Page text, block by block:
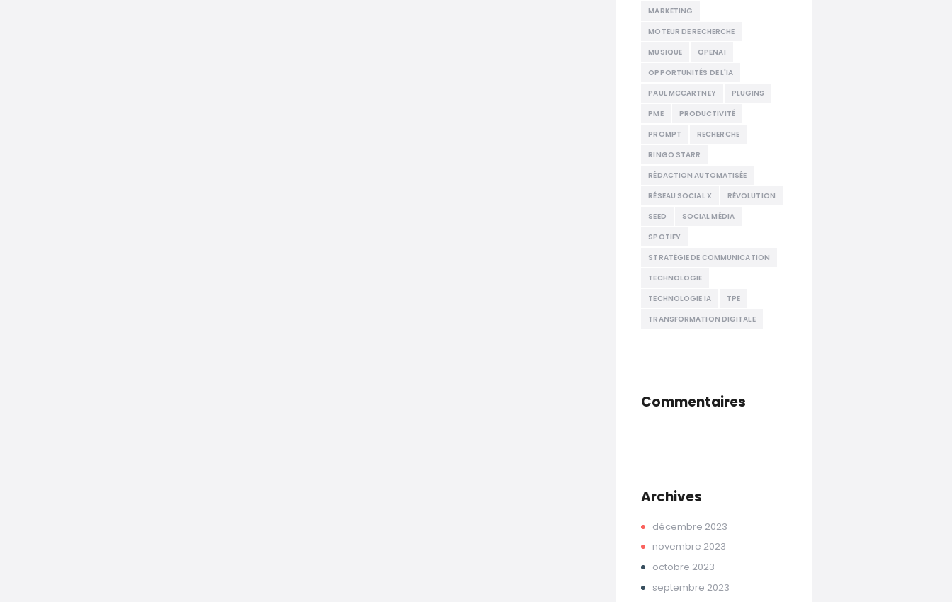
MARKETING
MOTEUR DE RECHERCHE
MUSIQUE
OPENAI
OPPORTUNITÉS DE L'IA
PAUL MCCARTNEY
PLUGINS
PME
PRODUCTIVITÉ
PROMPT
RECHERCHE
RINGO STARR
RÉDACTION AUTOMATISÉE
RÉSEAU SOCIAL X
RÉVOLUTION
SEED
SOCIAL MÉDIA
SPOTIFY
STRATÉGIE DE COMMUNICATION
TECHNOLOGIE
TECHNOLOGIE IA
TPE
TRANSFORMATION DIGITALE
Commentaires
Archives
décembre 2023
novembre 2023
octobre 2023
septembre 2023